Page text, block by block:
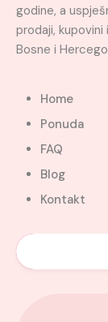
godine, a
prodaji, kupovini
Bosne i
Home
Ponuda
FAQ
Blog
Kontakt